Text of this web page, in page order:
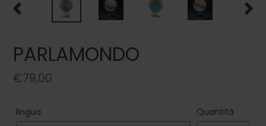
PARLAMONDO
Prezzo
listino
€79,00
lingua Quantità